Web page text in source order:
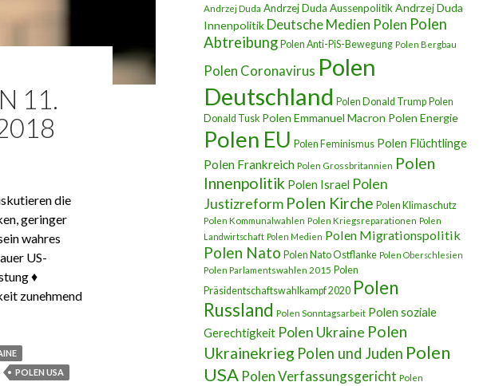
11.
die
geringer
wahres
US-
♦
zunehmend
November – 8. Dezember 2018
POLEN USA
Andrzej Duda Andrzej Duda Aussenpolitik Andrzej Duda
Innenpolitik Deutsche Medien Polen Polen
Abtreibung Polen Anti-PiS-Bewegung Polen Bergbau
Polen Coronavirus Polen
Deutschland Polen Donald Trump Polen
Donald Tusk Polen Emmanuel Macron Polen Energie
Polen EU Polen Feminismus Polen Flüchtlinge
Polen Frankreich Polen Grossbritannien Polen
Innenpolitik Polen Israel Polen
Justizreform Polen Kirche Polen Klimaschutz
Polen Kommunalwahlen Polen Kriegsreparationen Polen
Landwirtschaft Polen Medien Polen Migrationspolitik
Polen Nato Polen Nato Ostflanke Polen Oberschlesien
Polen Parlamentswahlen 2015 Polen
Präsidentschaftswahlkampf 2020 Polen
Russland Polen Sonntagsarbeit Polen soziale
Gerechtigkeit Polen Ukraine Polen
Ukrainekrieg Polen und Juden Polen
USA Polen Verfassungsgericht Polen